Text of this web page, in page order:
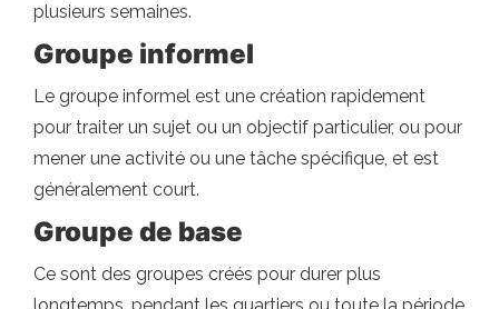
plusieurs semaines.
Groupe informel
Le groupe informel est une création rapidement
pour traiter un sujet ou un objectif particulier, ou pour
mener une activité ou une tâche spécifique, et est
généralement court.
Groupe de base
Ce sont des groupes créés pour durer plus